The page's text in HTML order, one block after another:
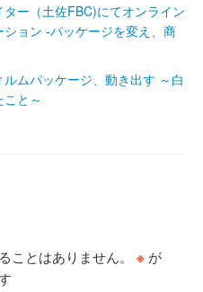
ー（土佐FBC)にてオンライン
ョン ‐パッケージを変え、商
ムパッケージ、動き出す ～白
と～
ことはありません。 ※ が